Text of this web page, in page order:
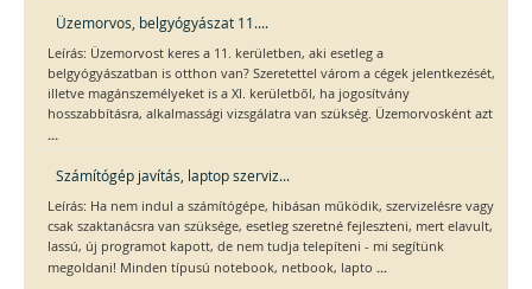
Üzemorvos, belgyógyászat 11....
Leírás: Üzemorvost keres a 11. kerületben, aki esetleg a
belgyógyászatban is otthon van? Szeretettel várom a cégek jelentkezését,
illetve magánszemélyeket is a XI. kerületből, ha jogosítvány
hosszabbításra, alkalmassági vizsgálatra van szükség. Üzemorvosként azt
...
Számítógép javítás, laptop szerviz...
Leírás: Ha nem indul a számítógépe, hibásan működik, szervizelésre vagy
csak szaktanácsra van szüksége, esetleg szeretné fejleszteni, mert elavult,
lassú, új programot kapott, de nem tudja telepíteni - mi segítünk
megoldani! Minden típusú notebook, netbook, lapto ...